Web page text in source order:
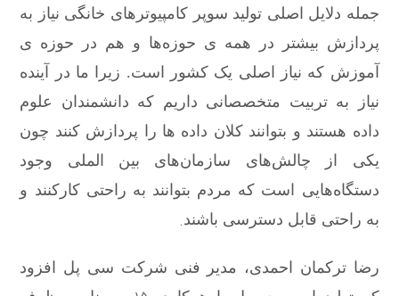
جمله دلایل اصلی تولید سوپر کامپیوترهای خانگی نیاز به
پردازش بیشتر در همه ی حوزه‌ها و هم در حوزه ی
آموزش که نیاز اصلی یک کشور است. زیرا ما در آینده
نیاز به تربیت متخصصانی داریم که دانشمندان علوم
داده هستند و بتوانند کلان داده ها را پردازش کنند چون
یکی از چالش‌های سازمان‌های بین الملی وجود
دستگاه‌هایی است که مردم بتوانند به راحتی کارکنند و
به راحتی قابل دسترسی باشند.
رضا ترکمان احمدی، مدیر فنی شرکت سی پل افزود